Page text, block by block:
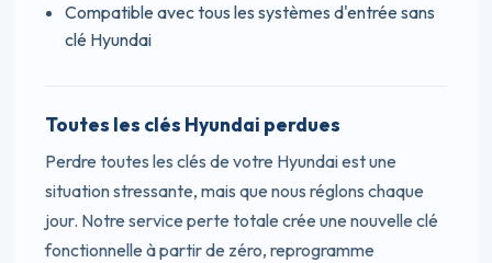
Compatible avec tous les systèmes d'entrée sans
clé Hyundai
Toutes les clés Hyundai perdues
Perdre toutes les clés de votre Hyundai est une
situation stressante, mais que nous réglons chaque
jour. Notre service perte totale crée une nouvelle clé
fonctionnelle à partir de zéro, reprogramme